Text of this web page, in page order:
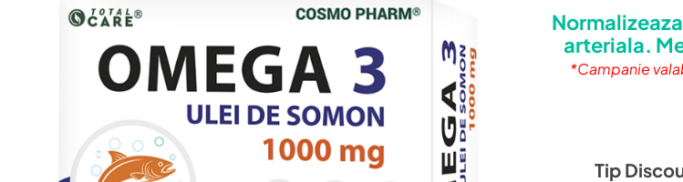
arteriala.
*Campanie
Tip